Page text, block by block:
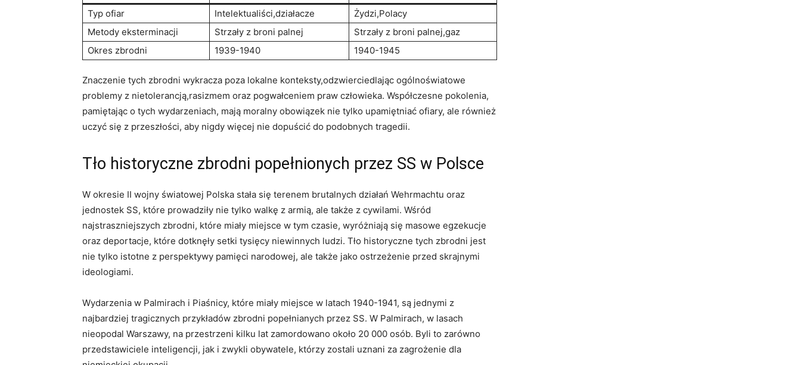
Typ ofiar
Intelektualiści,działacze
Żydzi,Polacy
Metody eksterminacji
Strzały z broni palnej
Strzały z broni palnej,gaz
Okres zbrodni
1939-1940 1940-1945
Znaczenie tych zbrodni wykracza poza lokalne konteksty,odzwierciedlając ogólnoświatowe
problemy z nietolerancją,rasizmem oraz pogwałceniem praw człowieka. Współczesne pokolenia,
pamiętając o tych wydarzeniach, mają moralny obowiązek nie tylko upamiętniać ofiary, ale również
uczyć się z przeszłości, aby nigdy więcej nie dopuścić do podobnych tragedii.
Tło historyczne zbrodni popełnionych przez SS w Polsce
W okresie II wojny światowej Polska stała się terenem brutalnych działań Wehrmachtu oraz
jednostek SS, które prowadziły nie tylko walkę z armią, ale także z cywilami. Wśród
najstraszniejszych zbrodni, które miały miejsce w tym czasie, wyróżniają się masowe egzekucje
oraz deportacje, które dotknęły setki tysięcy niewinnych ludzi. Tło historyczne tych zbrodni jest
nie tylko istotne z perspektywy pamięci narodowej, ale także jako ostrzeżenie przed skrajnymi
ideologiami.
Wydarzenia w Palmirach i Piaśnicy, które miały miejsce w latach 1940-1941, są jednymi z
najbardziej tragicznych przykładów zbrodni popełnianych przez SS. W Palmirach, w lasach
nieopodal Warszawy, na przestrzeni kilku lat zamordowano około 20 000 osób. Byli to zarówno
przedstawiciele inteligencji, jak i zwykli obywatele, którzy zostali uznani za zagrożenie dla